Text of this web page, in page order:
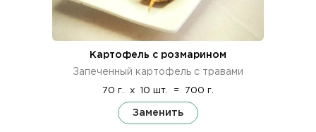
Картофель с розмарином
Запеченный картофель с травами
70 г. x 10 шт. = 700 г.
Заменить